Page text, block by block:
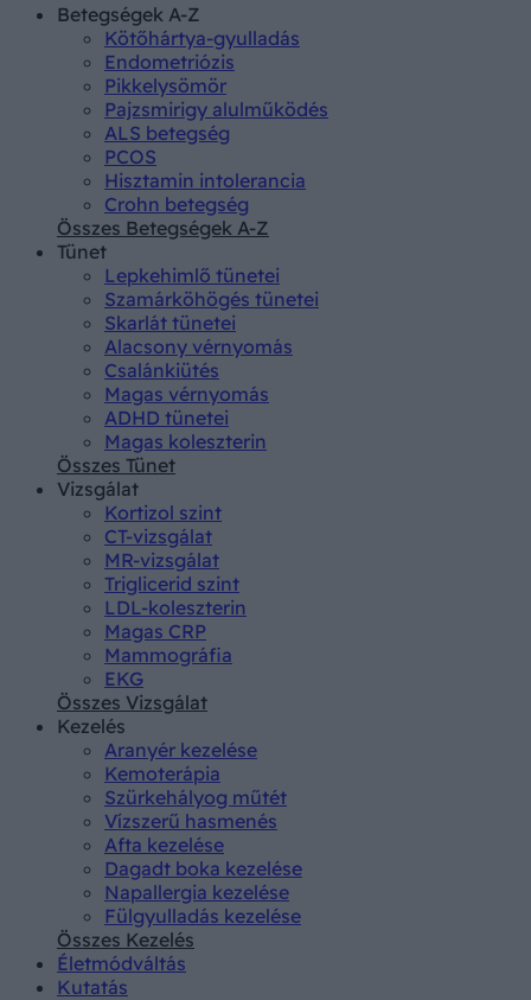
Betegségek A-Z
Kötőhártya-gyulladás
Endometriózis
Pikkelysömör
Pajzsmirigy alulműködés
ALS betegség
PCOS
Hisztamin intolerancia
Crohn betegség
Összes Betegségek A-Z
Tünet
Lepkehimlő tünetei
Szamárköhögés tünetei
Skarlát tünetei
Alacsony vérnyomás
Csalánkiütés
Magas vérnyomás
ADHD tünetei
Magas koleszterin
Összes Tünet
Vizsgálat
Kortizol szint
CT-vizsgálat
MR-vizsgálat
Triglicerid szint
LDL-koleszterin
Magas CRP
Mammográfia
EKG
Összes Vizsgálat
Kezelés
Aranyér kezelése
Kemoterápia
Szürkehályog műtét
Vízszerű hasmenés
Afta kezelése
Dagadt boka kezelése
Napallergia kezelése
Fülgyulladás kezelése
Összes Kezelés
Életmódváltás
Kutatás